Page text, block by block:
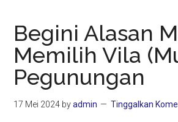
Begini Alasan
Memilih Vila
Pegunungan
17 Mei 2024 byadmin Tinggalkan